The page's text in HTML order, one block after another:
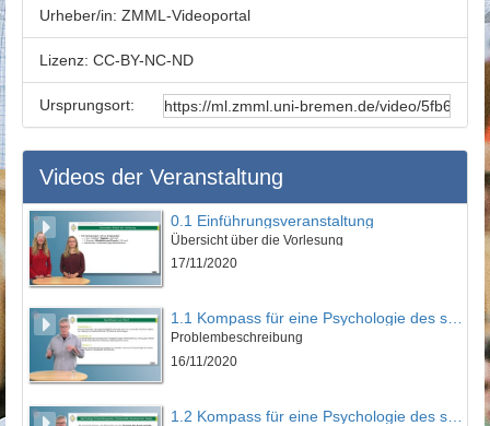
Urheber/in: ZMML-Videoportal
Lizenz: CC-BY-NC-ND
Ursprungsort:
Videos der Veranstaltung
0.1 Einführungsveranstaltung
Übersicht über die Vorlesung
17/11/2020
1.1 Kompass für eine Psychologie des sozial-ökologischen Wandels
Problembeschreibung
16/11/2020